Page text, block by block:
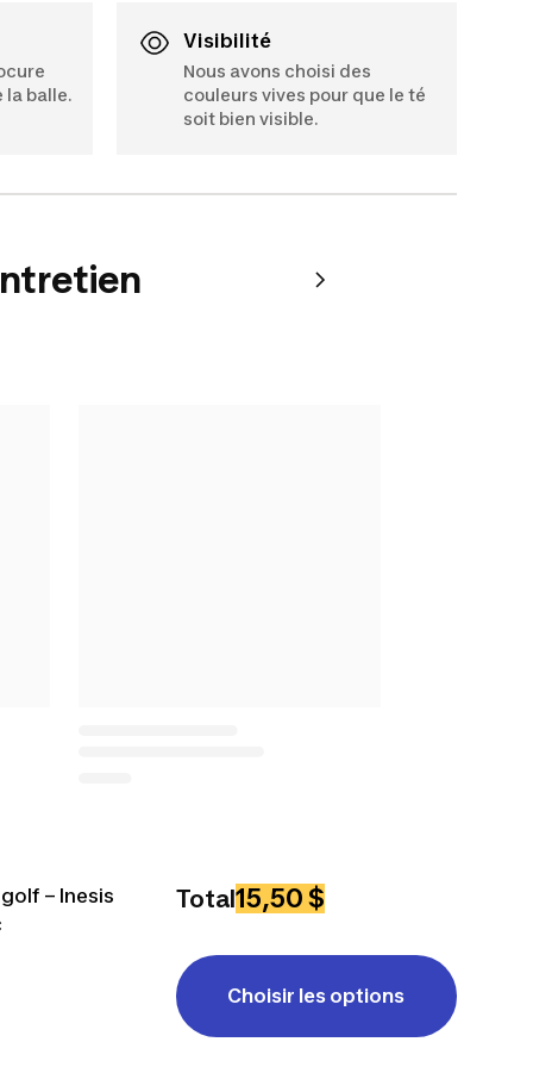
la balle.
Visibilité
Nous avons choisi des
couleurs vives pour que le té
soit bien visible.
– Inesis
Total15,50 $
Choisir les options